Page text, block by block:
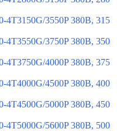
4T3150G/3550P 380В, 315
4T3550G/3750P 380В, 350
4T3750G/4000P 380В, 375
4T4000G/4500P 380В, 400
4T4500G/5000P 380В, 450
4T5000G/5600P 380В, 500